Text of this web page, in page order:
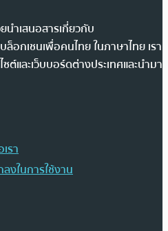
นำเสนอสารเกี่ยวกับ
ล็อกเชนเพื่อคนไทย ในภาษาไทย เรา
และเว็บบอร์ดต่างประเทศและนำมา
รา
งในการใช้งาน